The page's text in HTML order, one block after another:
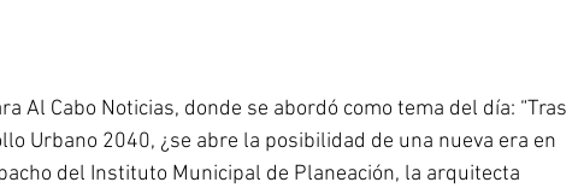
Al Cabo Noticias, donde se abordó como tema del día: “Tras
Urbano 2040, ¿se abre la posibilidad de una nueva era en
del Instituto Municipal de Planeación, la arquitecta